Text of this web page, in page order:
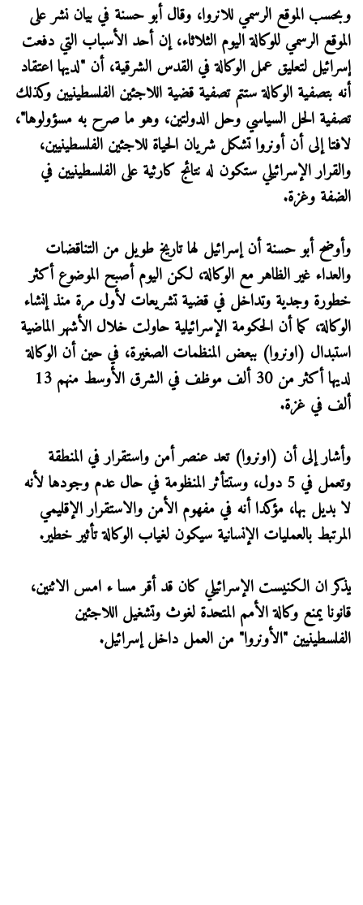
وبحسب الموقع الرسمي للانروا، وقال أبو حسنة في بيان نشر على
الموقع الرسمي للوكالة اليوم الثلاثاء، إن أحد الأسباب التي دفعت
إسرائيل لتعليق عمل الوكالة في القدس الشرقية، أن "لديها اعتقاد
أنه بتصفية الوكالة ستتم تصفية قضية اللاجئين الفلسطينيين وكذلك
تصفية الحل السياسي وحل الدولتين، وهو ما صرح به مسؤولوها"،
لافتا إلى أن أونروا تشكل شريان الحياة للاجئين الفلسطينيين،
والقرار الإسرائيلي ستكون له نتائج كارثية على الفلسطينيين في
الضفة وغزة.
وأوضح أبو حسنة أن إسرائيل لها تاريخ طويل من التناقضات
والعداء غير الظاهر مع الوكالة، لكن اليوم أصبح الموضوع أكثر
خطورة وجدية وتداخل في قضية تشريعات لأول مرة منذ إنشاء
الوكالة، كما أن الحكومة الإسرائيلية حاولت خلال الأشهر الماضية
استبدال (اونروا) ببعض المنظمات الصغيرة، في حين أن الوكالة
لديها أكثر من 30 ألف موظف في الشرق الأوسط منهم 13
ألف في غزة.
وأشار إلى أن (اونروا) تعد عنصر أمن واستقرار في المنطقة
وتعمل في 5 دول، وستتأثر المنظومة في حال عدم وجودها لأنه
لا بديل بها، مؤكدا أنه في مفهوم الأمن والاستقرار الإقليمي
المرتبط بالعمليات الإنسانية سيكون لغياب الوكالة تأثير خطير.
يذكر ان الكنيست الإسرائيلي كان قد أقر مسا ء امس الاثنين،
قانونا يمنع وكالة الأمم المتحدة لغوث وتشغيل اللاجئين
الفلسطينيين "الأونروا" من العمل داخل إسرائيل.